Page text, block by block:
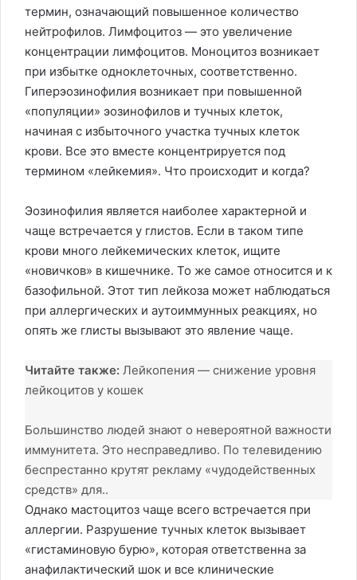
термин, означающий повышенное количество
нейтрофилов. Лимфоцитоз — это увеличение
концентрации лимфоцитов. Моноцитоз возникает
при избытке одноклеточных, соответственно.
Гиперэозинофилия возникает при повышенной
«популяции» эозинофилов и тучных клеток,
начиная с избыточного участка тучных клеток
крови. Все это вместе концентрируется под
термином «лейкемия». Что происходит и когда?
Эозинофилия является наиболее характерной и
чаще встречается у глистов. Если в таком типе
крови много лейкемических клеток, ищите
«новичков» в кишечнике. То же самое относится и к
базофильной. Этот тип лейкоза может наблюдаться
при аллергических и аутоиммунных реакциях, но
опять же глисты вызывают это явление чаще.
Читайте также: Лейкопения — снижение уровня
лейкоцитов у кошек
Большинство людей знают о невероятной важности
иммунитета. Это несправедливо. По телевидению
беспрестанно крутят рекламу «чудодейственных
средств» для..
Однако мастоцитоз чаще всего встречается при
аллергии. Разрушение тучных клеток вызывает
«гистаминовую бурю», которая ответственна за
анафилактический шок и все клинические